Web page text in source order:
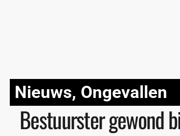
Nieuws, Ongevallen
Bestuurster gewond